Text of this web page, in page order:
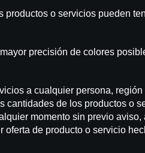
o servicios pueden
precisión de colores
a cualquier persona,
cantidades de los productos o
momento sin previo aviso,
de producto o servicio